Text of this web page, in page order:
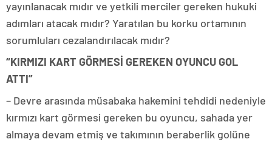
yayınlanacak mıdır ve yetkili merciler gereken hukuki
adımları atacak mıdır? Yaratılan bu korku ortamının
sorumluları cezalandırılacak mıdır?
“KIRMIZI KART GÖRMESİ GEREKEN OYUNCU GOL
ATTI”
– Devre arasında müsabaka hakemini tehdidi nedeniyle
kırmızı kart görmesi gereken bu oyuncu, sahada yer
almaya devam etmiş ve takımının beraberlik golüne